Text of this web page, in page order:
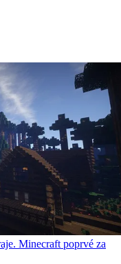
Minecraft poprvé za